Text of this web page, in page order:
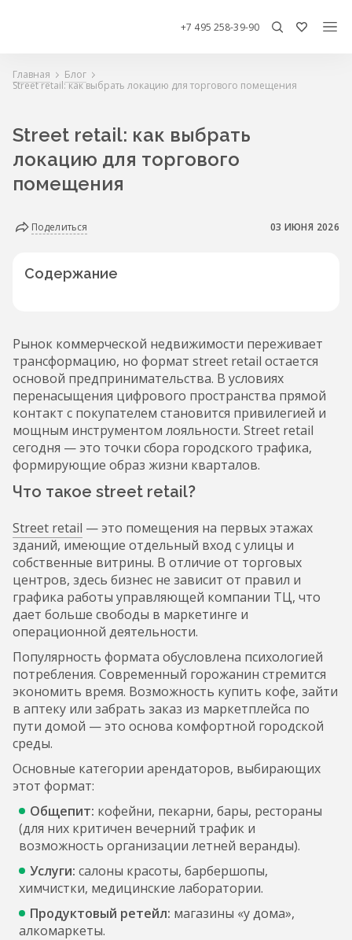
+7 495 258-39-90
Главная
Блог
Street retail: как выбрать локацию для торгового помещения
Street retail: как выбрать
локацию для торгового
помещения
Поделиться 03 ИЮНЯ 2026
Содержание
Рынок коммерческой недвижимости переживает
трансформацию, но формат street retail остается
основой предпринимательства. В условиях
перенасыщения цифрового пространства прямой
контакт с покупателем становится привилегией и
мощным инструментом лояльности. Street retail
сегодня — это точки сбора городского трафика,
формирующие образ жизни кварталов.
Что такое street retail?
Street retail — это помещения на первых этажах
зданий, имеющие отдельный вход с улицы и
собственные витрины. В отличие от торговых
центров, здесь бизнес не зависит от правил и
графика работы управляющей компании ТЦ, что
дает больше свободы в маркетинге и
операционной деятельности.
Популярность формата обусловлена психологией
потребления. Современный горожанин стремится
экономить время. Возможность купить кофе, зайти
в аптеку или забрать заказ из маркетплейса по
пути домой — это основа комфортной городской
среды.
Основные категории арендаторов, выбирающих
этот формат:
Общепит: кофейни, пекарни, бары, рестораны
(для них критичен вечерний трафик и
возможность организации летней веранды).
Услуги: салоны красоты, барбершопы,
химчистки, медицинские лаборатории.
Продуктовый ретейл: магазины «у дома»,
алкомаркеты.